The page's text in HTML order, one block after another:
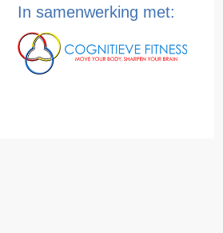
In samenwerking met: